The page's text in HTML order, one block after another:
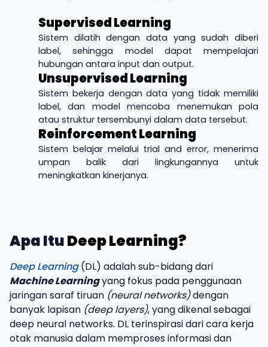
Supervised Learning
Sistem dilatih dengan data yang sudah diberi
label, sehingga model dapat mempelajari
hubungan antara input dan output.
Unsupervised Learning
Sistem bekerja dengan data yang tidak memiliki
label, dan model mencoba menemukan pola
atau struktur tersembunyi dalam data tersebut.
Reinforcement Learning
Sistem belajar melalui trial and error, menerima
umpan balik dari lingkungannya untuk
meningkatkan kinerjanya.
Apa ItuDeep Learning?
Deep Learning(DL) adalah sub-bidang dari
Machine Learningyang fokus pada penggunaan
jaringan saraf tiruan (neural networks)dengan
banyak lapisan (deep layers), yang dikenal sebagai
deep neural networks. DL terinspirasi dari cara kerja
otak manusia dalam memproses informasi dan